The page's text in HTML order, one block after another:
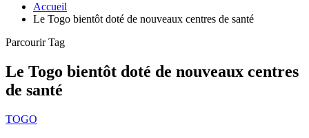
Accueil
Le Togo bientôt doté de nouveaux centres de santé
Parcourir Tag
Le Togo bientôt doté de nouveaux centres
de santé
TOGO